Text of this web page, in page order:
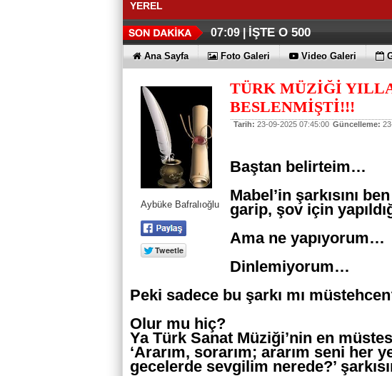
YEREL
07:09 | İŞTE O 500
Ana Sayfa Foto Galeri Video Galeri
Aybüke Bafralıoğlu
TÜRK MÜZİĞİ
BESLENMİŞTİ!!!
Tarih: 23-09-2025 07:45:00 Güncelleme:
Baştan belirteim…
Mabel’in şarkısını
garip, şov için
Ama ne yapıyorum…
Dinlemiyorum…
Peki sadece bu şarkı mı
Olur mu hiç?
Ya Türk Sanat Müziği’nin en
‘Ararım, sorarım; ararım seni her
gecelerde sevgilim nerede?’